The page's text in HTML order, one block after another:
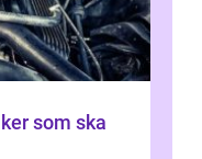
som ska